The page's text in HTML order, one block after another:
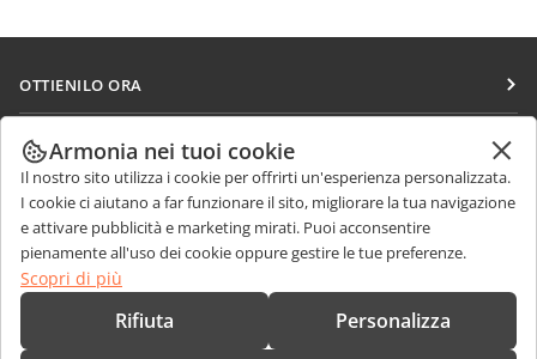
OTTIENILO ORA
Docs
DocSpace
Workspace
Connettori
App desktop
COLLABORA
Per i contributori
Per i traduttori
Per gli influencer
Offerte di lavoro
RICEVI NOTIZIE
Blog
RICEVI AIUTO
Forum
CONTATTACI
Domande sulle vendite
sales@onlyoffice.com
Armonia nei tuoi cookie
Il nostro sito utilizza i cookie per offrirti un'esperienza personalizzata.
I cookie ci aiutano a far funzionare il sito, migliorare la tua navigazione
e attivare pubblicità e marketing mirati. Puoi acconsentire
pienamente all'uso dei cookie oppure gestire le tue preferenze.
Scopri di più
Rifiuta Personalizza